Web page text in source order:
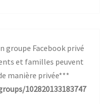
groupe Facebook privé
et familles peuvent
manière privée***
102820133183747